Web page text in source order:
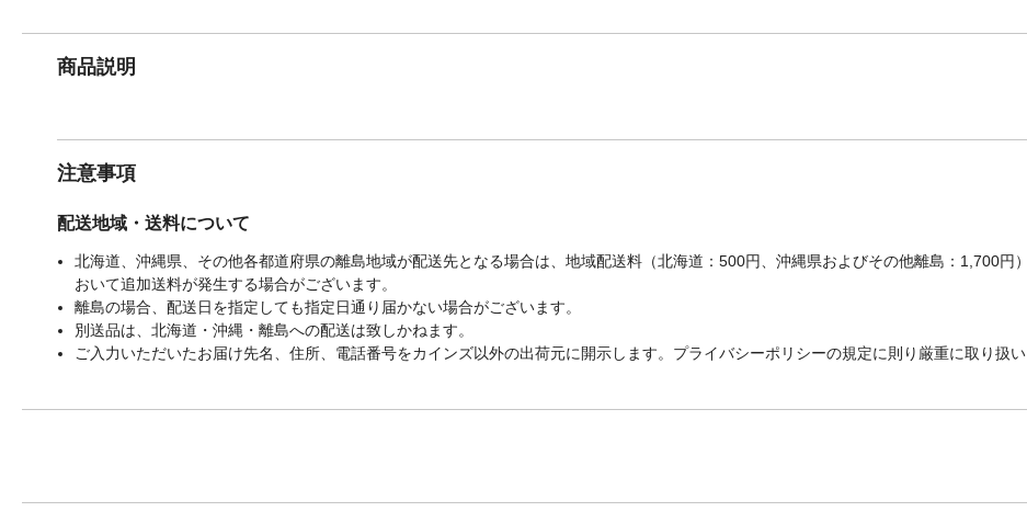
商品説明
注意事項
配送地域・送料について
北海道、沖縄県、その他各都道府県の離島地域が配送先となる場合は、地域配送料（北海道：500円、沖縄県およびその他離島：1,700円
おいて追加送料が発生する場合がございます。
離島の場合、配送日を指定しても指定日通り届かない場合がございます。
別送品は、北海道・沖縄・離島への配送は致しかねます。
ご入力いただいたお届け先名、住所、電話番号をカインズ以外の出荷元に開示します。プライバシーポリシーの規定に則り厳重に取り扱い